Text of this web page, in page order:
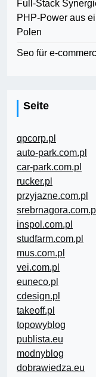
Full-Stack
PHP-Power aus
Polen
Seo für e-
Seite
qpcorp.pl
auto-park.com.pl
car-park.com.pl
rucker.pl
przyjazne.com.pl
srebrnagora.com.pl
inspol.com.pl
studfarm.com.pl
mus.com.pl
vei.com.pl
euneco.pl
cdesign.pl
takeoff.pl
topowyblog
publista.eu
modnyblog
dobrawiedza.eu